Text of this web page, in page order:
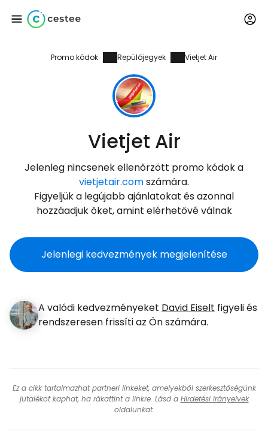
Promo kódok Repülőjegyek Vietjet Air
Vietjet Air
Jelenleg nincsenek ellenőrzött promo kódok a
vietjetair.comszámára.
Figyeljük a legújabb ajánlatokat és azonnal
hozzáadjuk őket, amint elérhetővé válnak
Jelenlegi kedvezmények megjelenítése
A valódi kedvezményeket David Eiselt figyeli és
rendszeresen frissíti az Ön számára.
Ez a cikk tartalmazhat partneri linkeket, amelyekből szerkesztőségünk
jutalékot kaphat, ha rákattint a linkre. Lásd a Hirdetési irányelvek
oldalunkat.
Bejelentkezés a
Cestee-be
... az utazási közösség világszerte
Folytatás a Google-lal
Folytatás a Facebookkal
Folytassa e-mailben